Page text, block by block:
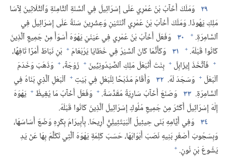
٢٩ وَمَلَكَ أَخْآبُ بْنُ عُمْرِي عَلَى إِسْرَائِيلَ فِي ٱلسَّنَةِ ٱلثَّامِنَةِ وَٱلثَّلَاثِينَ لِآسَا
مَلِكِ يَهُوذَا.‏ وَمَلَكَ أَخْآبُ بْنُ عُمْرِي ٱثْنَتَيْنِ وَعِشْرِينَ سَنَةً عَلَى إِسْرَائِيلَ فِي
ٱلسَّامِرَةِ.‏ + ٣٠ وَفَعَلَ أَخْآبُ بْنُ عُمْرِي فِي عَيْنَيْ يَهْوَهَ أَسْوَأَ مِنْ جَمِيعِ ٱلَّذِينَ
كَانُوا قَبْلَهُ.‏ + ٣١ وَكَأَنَّمَا كَانَ ٱلسَّيْرُ فِي خَطَايَا يَرُبْعَامَ + بْنِ نَبَاطَ أَمْرًا تَافِهًا،‏
+ فَٱتَّخَذَ إِيزَابِلَ + بِنْتَ أَثْبَعْلَ مَلِكِ ٱلصَّيْدُونِيِّينَ + زَوْجَةً،‏ + وَذَهَبَ وَخَدَمَ
ٱلْبَعْلَ + وَسَجَدَ لَهُ.‏ ٣٢ وَأَقَامَ مَذْبَحًا لِلْبَعْلِ فِي بَيْتِ + ٱلْبَعْلِ ٱلَّذِي بَنَاهُ فِي
ٱلسَّامِرَةِ.‏ ٣٣ وَصَنَعَ أَخْآبُ سَارِيَةً مُقَدَّسَةً.‏ + وَفَعَلَ أَخْآبُ مَا يُغِيظُ + يَهْوَهَ
إِلٰهَ إِسْرَائِيلَ أَكْثَرَ مِنْ جَمِيعِ مُلُوكِ إِسْرَائِيلَ ٱلَّذِينَ كَانُوا قَبْلَهُ.‏
٣٤ وَفِي أَيَّامِهِ بَنَى حِيئِيلُ ٱلْبَيْتَئِيلِيُّ أَرِيحَا.‏ بِأَبِيرَامَ بِكْرِهِ وَضَعَ أَسَاسَهَا،‏
وَبِسَجُوبَ أَصْغَرِ بَنِيهِ نَصَبَ أَبْوَابَهَا،‏ حَسَبَ كَلِمَةِ يَهْوَهَ ٱلَّتِي تَكَلَّمَ بِهَا عَنْ يَدِ
يَشُوعَ بْنِ نُونٍ.‏ +